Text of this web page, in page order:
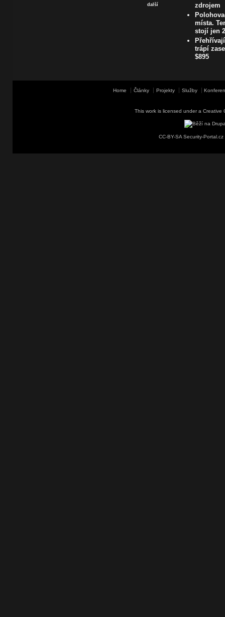
další
zdrojem
místa.
stojí jen
trápí
$895
Home Články Projekty Služby
This work is licensed under a Creative
CC-BY-SA Security-